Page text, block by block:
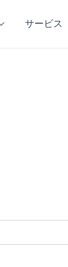
サービス